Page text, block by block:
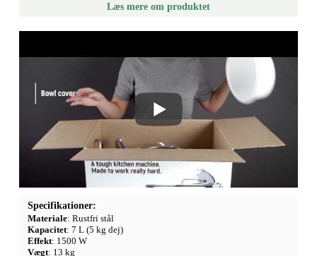
Læs mere om produktet
Specifikationer:
Materiale: Rustfri stål
Kapacitet: 7 L (5 kg dej)
Effekt: 1500 W
Vægt: 13 kg